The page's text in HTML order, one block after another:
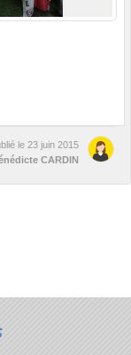
le 23 juin 2015
CARDIN